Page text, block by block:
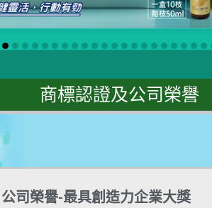
商標認證及公司榮譽
公司榮譽-最具創造力企業大獎